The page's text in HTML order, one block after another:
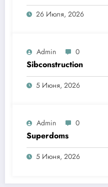
26 Июля, 2026
Admin 0
Sibconstruction
5 Июня, 2026
Admin 0
Superdoms
5 Июня, 2026